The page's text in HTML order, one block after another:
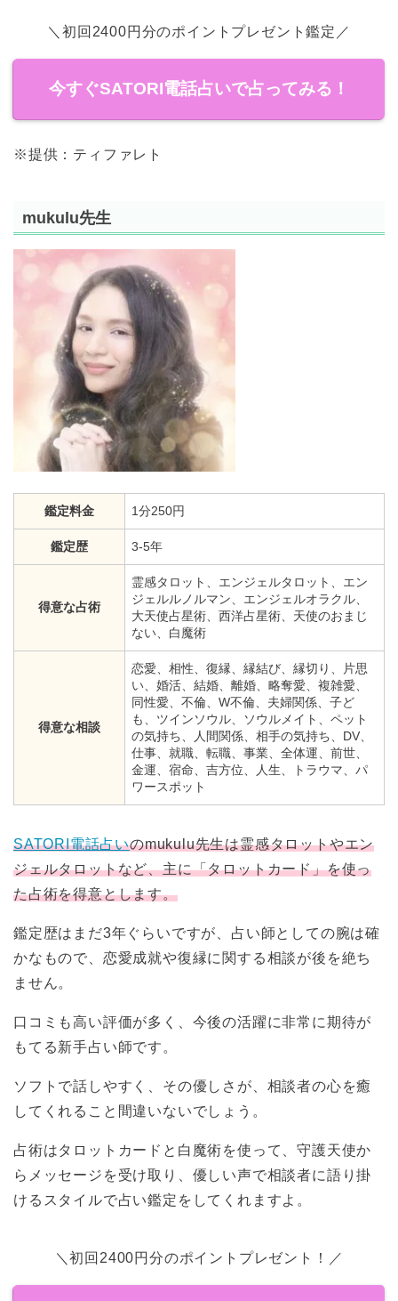
＼初回2400円分のポイントプレゼント鑑定／
今すぐSATORI電話占いで占ってみる！
※提供：ティファレト
mukulu先生
鑑定料金 1分250円
鑑定歴 3-5年
得意な占術
霊感タロット、エンジェルタロット、エン
ジェルルノルマン、エンジェルオラクル、
大天使占星術、西洋占星術、天使のおまじ
ない、白魔術
得意な相談
恋愛、相性、復縁、縁結び、縁切り、片思
い、婚活、結婚、離婚、略奪愛、複雑愛、
同性愛、不倫、W不倫、夫婦関係、子ど
も、ツインソウル、ソウルメイト、ペット
の気持ち、人間関係、相手の気持ち、DV、
仕事、就職、転職、事業、全体運、前世、
金運、宿命、吉方位、人生、トラウマ、パ
ワースポット
SATORI電話占いのmukulu先生は霊感タロットやエン
ジェルタロットなど、主に「タロットカード」を使っ
た占術を得意とします。
鑑定歴はまだ3年ぐらいですが、占い師としての腕は確
かなもので、恋愛成就や復縁に関する相談が後を絶ち
ません。
口コミも高い評価が多く、今後の活躍に非常に期待が
もてる新手占い師です。
ソフトで話しやすく、その優しさが、相談者の心を癒
してくれること間違いないでしょう。
占術はタロットカードと白魔術を使って、守護天使か
らメッセージを受け取り、優しい声で相談者に語り掛
けるスタイルで占い鑑定をしてくれますよ。
＼初回2400円分のポイントプレゼント！／